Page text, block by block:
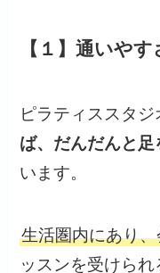
【１】通いやす
ピラティススタジ
ば、だんだんと
います。
生活圏内にあり
ッスンを受けられ